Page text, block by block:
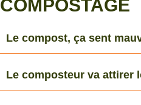
COMPOSTAGE
Le compost, ça sent
Le composteur va attirer